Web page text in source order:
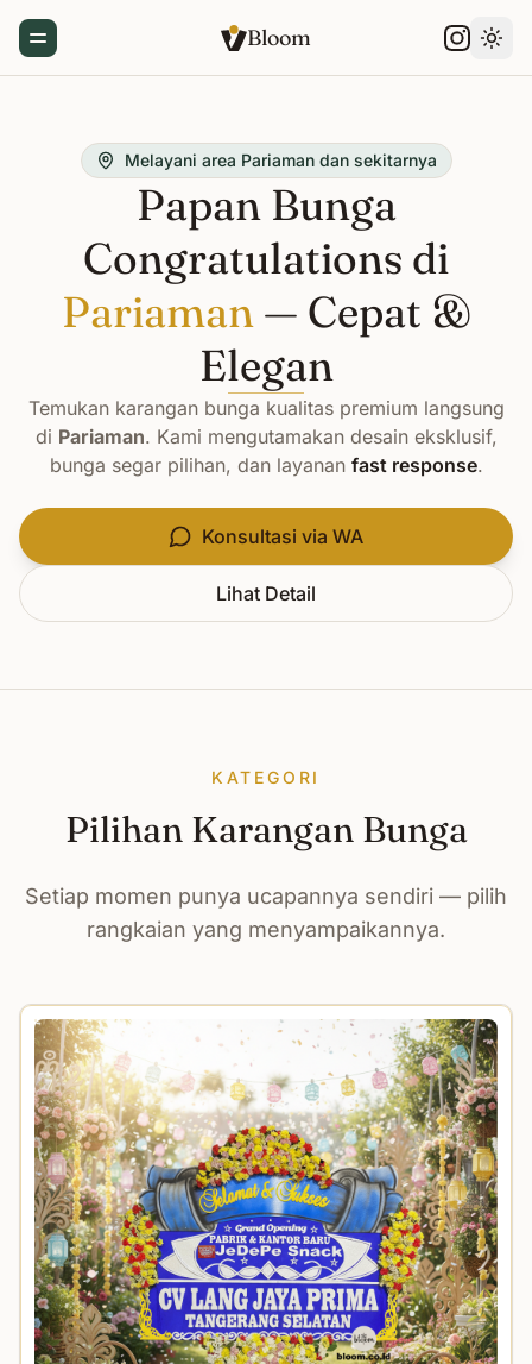
Toggle Menu Bloom
Melayani area Pariaman dan sekitarnya
Papan Bunga
Congratulations di
Pariaman— Cepat &
Elegan
Temukan karangan bunga kualitas premium langsung
di Pariaman. Kami mengutamakan desain eksklusif,
bunga segar pilihan, dan layanan fast response.
Konsultasi via WA
Lihat Detail
KATEGORI
Pilihan Karangan Bunga
Setiap momen punya ucapannya sendiri — pilih
rangkaian yang menyampaikannya.